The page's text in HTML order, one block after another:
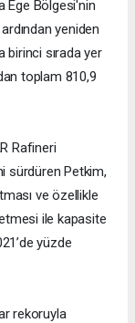
Ege Bölgesi'nin
yeniden
birinci sırada yer
toplam 810,9
Rafineri
sürdüren Petkim,
ve özellikle
ile kapasite
yüzde
rekoruyla